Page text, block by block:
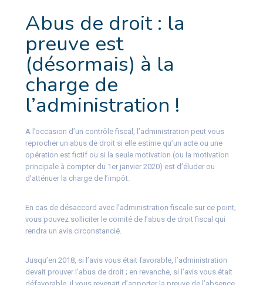
Abus de droit : la
preuve est
(désormais) à la
charge de
l’administration !
A l’occasion d’un contrôle fiscal, l’administration peut vous
reprocher un abus de droit si elle estime qu’un acte ou une
opération est fictif ou si la seule motivation (ou la motivation
principale à compter du 1er janvier 2020) est d’éluder ou
d’atténuer la charge de l’impôt.
En cas de désaccord avec l’administration fiscale sur ce point,
vous pouvez solliciter le comité de l’abus de droit fiscal qui
rendra un avis circonstancié.
Jusqu’en 2018, si l’avis vous était favorable, l’administration
devait prouver l’abus de droit ; en revanche, si l’avis vous était